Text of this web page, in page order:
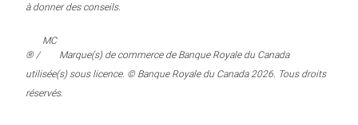
à donner des conseils.
® /
MC
Marque(s) de commerce de Banque Royale du Canada
utilisée(s) sous licence. © Banque Royale du Canada 2026. Tous droits
réservés.